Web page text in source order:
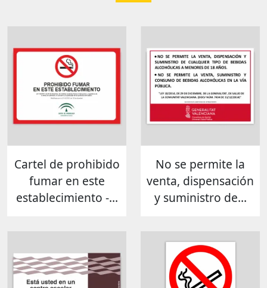
Cartel de prohibido
fumar en este
establecimiento -...
No se permite la
venta, dispensación
y suministro de...